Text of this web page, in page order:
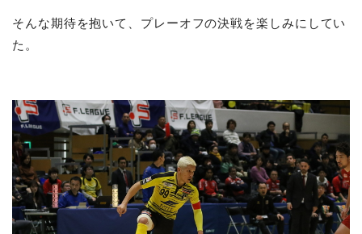
そんな期待を抱いて、プレーオフの決戦を楽しみにしてい
た。